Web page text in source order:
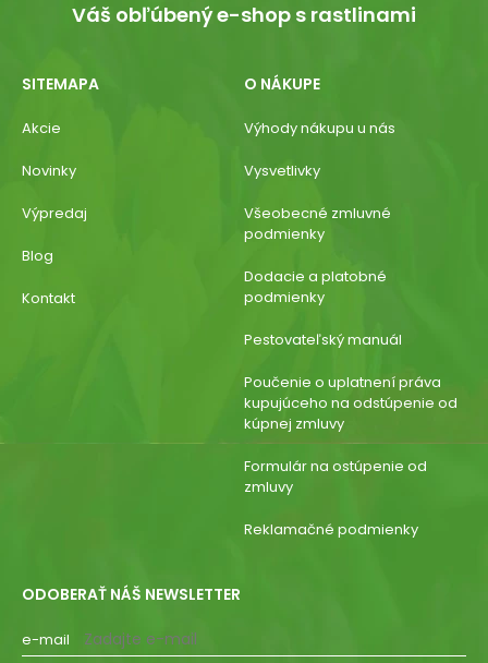
Váš obľúbený e-shop s rastlinami
SITEMAPA
Akcie
Novinky
Výpredaj
Blog
Kontakt
O NÁKUPE
Výhody nákupu u nás
Vysvetlivky
Všeobecné zmluvné
podmienky
Dodacie a platobné
podmienky
Pestovateľský manuál
Poučenie o uplatnení práva
kupujúceho na odstúpenie od
kúpnej zmluvy
Formulár na ostúpenie od
zmluvy
Reklamačné podmienky
ODOBERAŤ NÁŠ NEWSLETTER
e-mail